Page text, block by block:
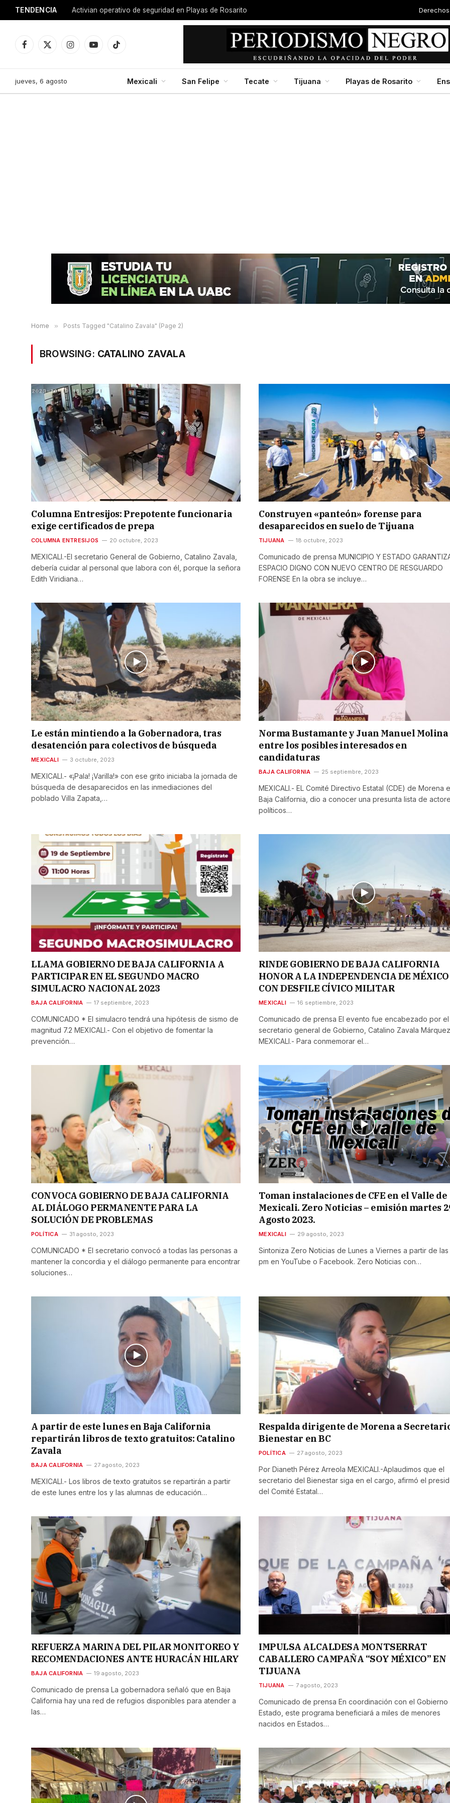
Autor
Facebook
X
InstagramYouTubeTikTok
jueves, 6 agosto Mexicali San Felipe Tecate Tijuana Playas de Rosarito
Home » Posts Tagged "Catalino Zavala" (Page 2)
BROWSING: CATALINO ZAVALA
Columna Entresijos: Prepotente funcionaria
exige certificados de prepa
COLUMNA ENTRESIJOS 20 octubre, 2023
MEXICALI.-El secretario General de Gobierno, Catalino Zavala,
debería cuidar al personal que labora con él, porque la señora
Edith Viridiana…
Construyen «panteón» forense para
desaparecidos en suelo de Tijuana
TIJUANA 18 octubre, 2023
Comunicado de prensa MUNICIPIO Y ESTADO
ESPACIO DIGNO CON NUEVO CENTRO DE RESGUARDO
FORENSE En la obra se incluye…
Le están mintiendo a la Gobernadora, tras
desatención para colectivos de búsqueda
MEXICALI 3 octubre, 2023
MEXICALI.- «¡Pala! ¡Varilla!» con ese grito iniciaba la jornada de
búsqueda de desaparecidos en las inmediaciones del
poblado Villa Zapata,…
Norma Bustamante y Juan Manuel Molina
entre los posibles interesados en
candidaturas
BAJA CALIFORNIA 25 septiembre, 2023
MEXICALI.- EL Comité Directivo Estatal (CDE) de Morena
Baja California, dio a conocer una presunta lista de
políticos…
LLAMA GOBIERNO DE BAJA CALIFORNIA A
PARTICIPAR EN EL SEGUNDO MACRO
SIMULACRO NACIONAL 2023
BAJA CALIFORNIA 17 septiembre, 2023
COMUNICADO * El simulacro tendrá una hipótesis de sismo de
magnitud 7.2 MEXICALI.- Con el objetivo de fomentar la
prevención…
RINDE GOBIERNO DE BAJA CALIFORNIA
HONOR A LA INDEPENDENCIA DE MÉXICO
CON DESFILE CÍVICO MILITAR
MEXICALI 16 septiembre, 2023
Comunicado de prensa El evento fue encabezado por el
secretario general de Gobierno, Catalino Zavala Márquez
MEXICALI.- Para conmemorar el…
CONVOCA GOBIERNO DE BAJA CALIFORNIA
AL DIÁLOGO PERMANENTE PARA LA
SOLUCIÓN DE PROBLEMAS
POLÍTICA 31 agosto, 2023
COMUNICADO * El secretario convocó a todas las personas a
mantener la concordia y el diálogo permanente para encontrar
soluciones…
Toman instalaciones de CFE en el Valle de
Mexicali. Zero Noticias – emisión martes
Agosto 2023.
MEXICALI 29 agosto, 2023
Sintoniza Zero Noticias de Lunes a Viernes a partir de
pm en YouTube o Facebook. Zero Noticias con…
A partir de este lunes en Baja California
repartirán libros de texto gratuitos: Catalino
Zavala
BAJA CALIFORNIA 27 agosto, 2023
MEXICALI.- Los libros de texto gratuitos se repartirán a partir
de este lunes entre los y las alumnas de educación…
Respalda dirigente de Morena a
Bienestar en BC
POLÍTICA 27 agosto, 2023
Por Dianeth Pérez Arreola MEXICALI.-Aplaudimos que el
secretario del Bienestar siga en el cargo, afirmó el
del Comité Estatal…
REFUERZA MARINA DEL PILAR MONITOREO Y
RECOMENDACIONES ANTE HURACÁN HILARY
BAJA CALIFORNIA 19 agosto, 2023
Comunicado de prensa La gobernadora señaló que en Baja
California hay una red de refugios disponibles para atender a
las…
IMPULSA ALCALDESA MONTSERRAT
CABALLERO CAMPAÑA “SOY MÉXICO” EN
TIJUANA
TIJUANA 7 agosto, 2023
Comunicado de prensa En coordinación con el Gobierno
Estado, este programa beneficiará a miles de menores
nacidos en Estados…